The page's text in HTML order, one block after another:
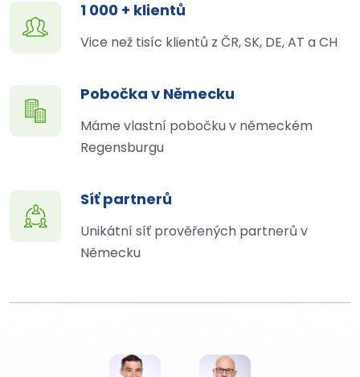
1 000 + klientů
Vice než tisíc klientů z ČR, SK, DE, AT a CH
Pobočka v Německu
Máme vlastní pobočku v německém
Regensburgu
Síť partnerů
Unikátní síť prověřených partnerů v
Německu